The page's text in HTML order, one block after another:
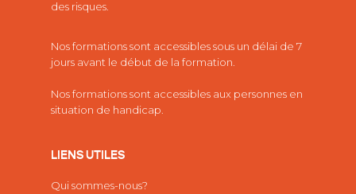
des risques.
Nos formations sont accessibles sous un délai de 7
jours avant le début de la formation.
Nos formations sont accessibles aux personnes en
situation de handicap.
LIENS UTILES
Qui sommes-nous?